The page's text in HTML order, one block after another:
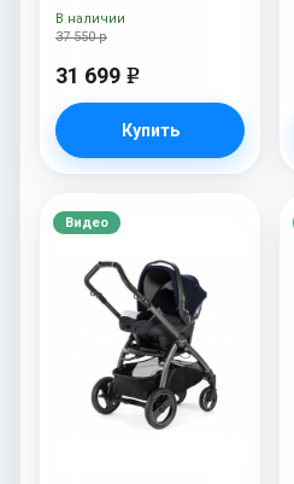
37 550 р
31 699 e
Купить
В наличии
Видео